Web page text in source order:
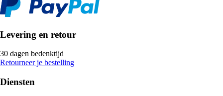
Levering en retour
30 dagen bedenktijd
Retourneer je bestelling
Diensten